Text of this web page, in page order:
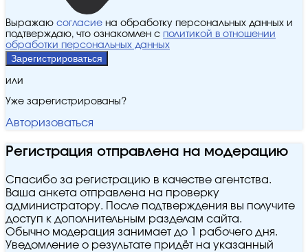
Выражаю согласие на обработку персональных данных и
подтверждаю, что ознакомлен с политикой в отношении
обработки персональных данных
Зарегистрироваться
или
Уже зарегистрированы?
Авторизоваться
Регистрация отправлена на модерацию
Спасибо за регистрацию в качестве агентства.
Ваша анкета отправлена на проверку
администратору. После подтверждения вы получите
доступ к дополнительным разделам сайта.
Обычно модерация занимает до 1 рабочего дня.
Уведомление о результате придёт на указанный